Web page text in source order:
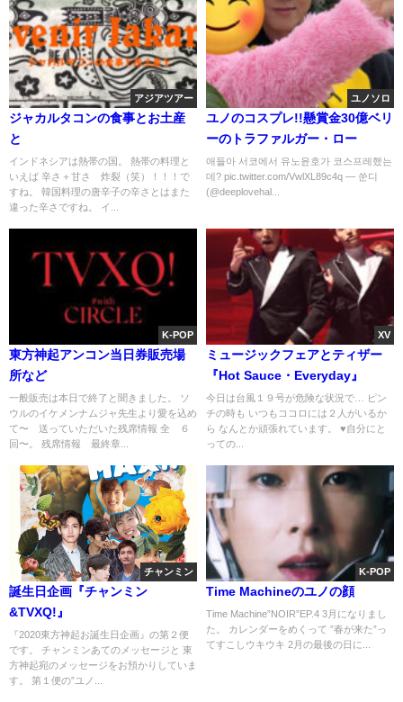
アジアツアー
ジャカルタコンの食事とお土産
と
インドネシアは熱帯の国。 熱帯の料理と
いえば 辛さ＋甘さ 炸裂（笑）！！！で
すね。 韓国料理の唐辛子の辛さとはまた
違った辛さですね。 イ...
ユノソロ
ユノのコスプレ!!懸賞金30億ベリ
ーのトラファルガー・ロー
애들아 서코에서 유노윤호가 코스프레했는
데? pic.twitter.com/VwlXL89c4q — 쑨디
(@deeplovehal...
K-POP
東方神起アンコン当日券販売場
所など
一般販売は本日で終了と聞きました。 ソ
ウルのイケメンナムジャ先生より愛を込め
て〜 送っていただいた残席情報 全 ６
回〜。 残席情報 最終章...
XV
ミュージックフェアとティザー
『Hot Sauce・Everyday』
今日は台風１９号が危険な状況で… ピン
チの時も いつもココロには２人がいるか
ら なんとか頑張れています。 ♥︎自分にと
っての...
チャンミン
誕生日企画『チャンミン
&TVXQ!』
『2020東方神起お誕生日企画』の第２便
です。 チャンミンあてのメッセージと 東
方神起宛のメッセージをお預かりしていま
す。 第１便の”ユノ...
K-POP
Time Machineのユノの顔
Time Machine”NOIR”EP.4 3月になりまし
た。 カレンダーをめくって ”春が来た”っ
てすこしウキウキ 2月の最後の日に...